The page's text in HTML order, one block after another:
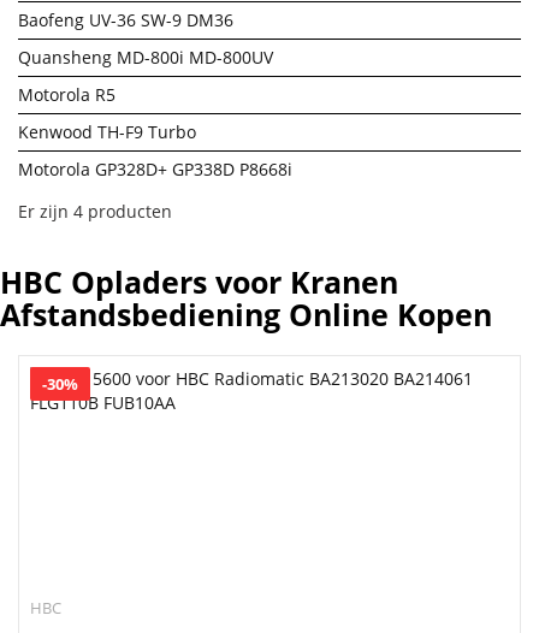
Baofeng UV-36 SW-9 DM36
Quansheng MD-800i MD-800UV
Motorola R5
Kenwood TH-F9 Turbo
Motorola GP328D+ GP338D P8668i
Er zijn 4 producten
HBC Opladers voor Kranen
Afstandsbediening Online Kopen
-30%
HBC